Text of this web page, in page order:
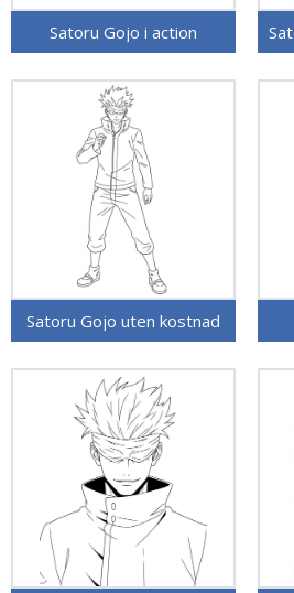
Satoru Gojo i action
Satoru Gojo uten kostnad